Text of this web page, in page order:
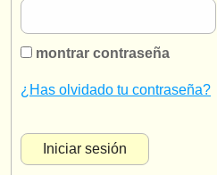
instrumentos en venta
instrumentos robados
orquestas y teatros
montrar contraseña
¿Has olvidado tu contraseña?